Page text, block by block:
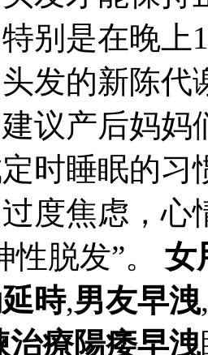
别是在晚上
发的新陈代
议产后妈妈
时睡眠的习
度焦虑，心
性脱发”。 女
時,男友早洩,
治療陽痿早洩